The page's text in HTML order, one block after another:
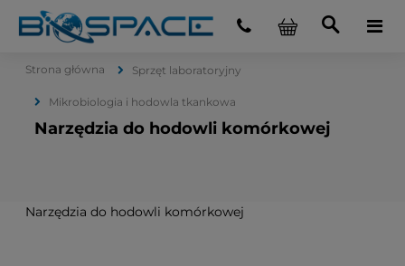
Strona główna Sprzęt laboratoryjny
Mikrobiologia i hodowla tkankowa
Narzędzia do hodowli komórkowej
Narzędzia do hodowli komórkowej